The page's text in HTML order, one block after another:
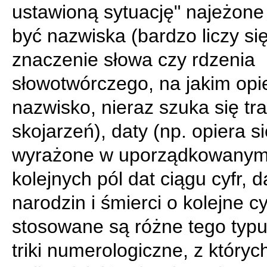
ustawioną sytuację"
być nazwiska (bardzo liczy
znaczenie słowa czy rdzenia
słowotwórczego, na jakim
nazwisko, nieraz szuka się
skojarzeń), daty (np. opiera
wyrażone w
kolejnych pól dat ciągu cyfr,
narodzin i śmierci o kolejne
stosowane są różne tego
triki numerologiczne, z